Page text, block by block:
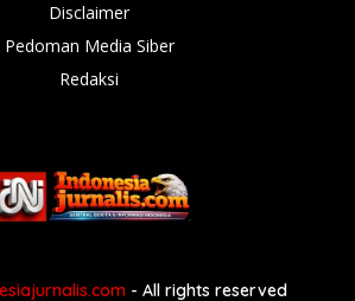
Disclaimer
Pedoman Media Siber
Redaksi
- All rights reserved